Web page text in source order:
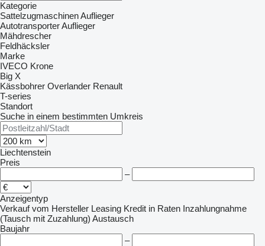
Kategorie
SattelzugmaschinenAuflieger
Autotransporter Auflieger
Mähdrescher
Feldhäcksler
Marke
IVECO Krone
Big X
Kässbohrer Overlander Renault
T-series
Standort
Suche in einem bestimmten Umkreis
Liechtenstein
Preis
–
Anzeigentyp
Verkauf vom Hersteller Leasing Kredit in Raten Inzahlungnahme
(Tausch mit Zuzahlung) Austausch
Baujahr
–